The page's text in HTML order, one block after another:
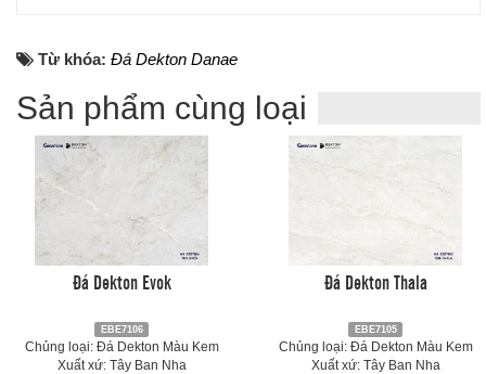
Từ khóa: Đá Dekton Danae
Sản phẩm cùng loại
Đá Dekton Evok
EBE7106
Chủng loại: Đá Dekton Màu Kem
Xuất xứ: Tây Ban Nha
Đá Dekton Thala
EBE7105
Chủng loại: Đá Dekton Màu Kem
Xuất xứ: Tây Ban Nha